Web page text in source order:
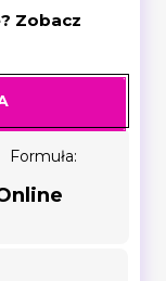
Zobacz
Formuła: